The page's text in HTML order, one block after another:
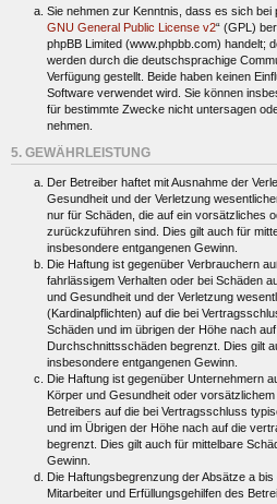
Sie nehmen zur Kenntnis, dass es sich bei
GNU General Public License v2“ (GPL)
phpBB Limited (www.phpbb.com) handelt;
werden durch die deutschsprachige
Verfügung gestellt. Beide haben keinen
Software verwendet wird. Sie können
für bestimmte Zwecke nicht untersagen
nehmen.
5. GEWÄHRLEISTUNG
Der Betreiber haftet mit Ausnahme der
Gesundheit und der Verletzung
nur für Schäden, die auf ein vorsätzliches
zurückzuführen sind. Dies gilt auch für
insbesondere entgangenen Gewinn.
Die Haftung ist gegenüber Verbrauchern
fahrlässigem Verhalten oder bei Schäden
und Gesundheit und der Verletzung
(Kardinalpflichten) auf die bei
Schäden und im übrigen der Höhe nach
Durchschnittsschäden begrenzt. Dies gilt
insbesondere entgangenen Gewinn.
Die Haftung ist gegenüber Unternehmern
Körper und Gesundheit oder
Betreibers auf die bei Vertragsschluss
und im Übrigen der Höhe nach auf die
begrenzt. Dies gilt auch für mittelbare
Gewinn.
Die Haftungsbegrenzung der Absätze a
Mitarbeiter und Erfüllungsgehilfen des